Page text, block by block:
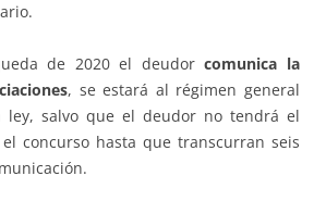
de 2020 el deudorcomunica la
, se estará al régimen general
ley, salvo que el deudor no tendrá el
concurso hasta que transcurran seis